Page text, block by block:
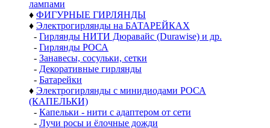
лампами
♦ ФИГУРНЫЕ ГИРЛЯНДЫ
♦ Электрогирлянды на БАТАРЕЙКАХ
- Гирлянды НИТИ Дюравайс (Durawise) и др.
- Гирлянды РОСА
- Занавесы, сосульки, сетки
- Декоративные гирлянды
- Батарейки
♦ Электрогирлянды с минидиодами РОСА
(КАПЕЛЬКИ)
- Капельки - нити с адаптером от сети
- Лучи росы и ёлочные дожди